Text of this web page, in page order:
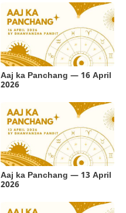
Aaj ka Panchang — 16 April
2026
Aaj ka Panchang — 13 April
2026